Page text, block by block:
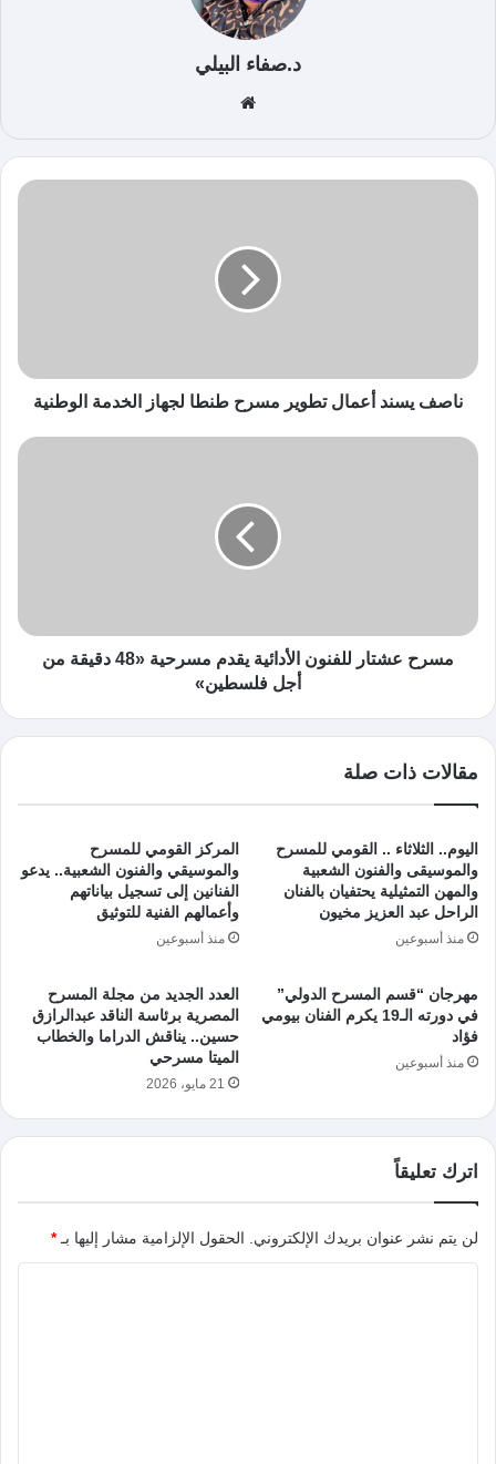
د.صفاء البيلي
الوي
ب
ناصف يسند أعمال تطوير مسرح طنطا لجهاز الخدمة الوطنية
مسرح عشتار للفنون الأدائية يقدم مسرحية «48 دقيقة من
أجل فلسطين»
مقالات ذات صلة
اليوم.. الثلاثاء .. القومي للمسرح
والموسيقى والفنون الشعبية
والمهن التمثيلية يحتفيان بالفنان
الراحل عبد العزيز مخيون
منذ أسبوعين
المركز القومي للمسرح
والموسيقي والفنون الشعبية.. يدعو
الفنانين إلى تسجيل بياناتهم
وأعمالهم الفنية للتوثيق
منذ أسبوعين
مهرجان “قسم المسرح الدولي”
في دورته الـ19 يكرم الفنان بيومي
فؤاد
منذ أسبوعين
العدد الجديد من مجلة المسرح
المصرية برئاسة الناقد عبدالرازق
حسين.. يناقش الدراما والخطاب
الميتا مسرحي
21 مايو، 2026
اترك تعليقاً
لن يتم نشر عنوان بريدك الإلكتروني. الحقول الإلزامية مشار إليها بـ*